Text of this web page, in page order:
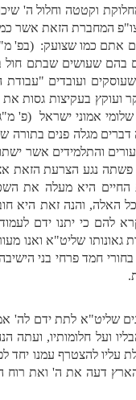
וקטטה וחלול ה'
המחברת הזאת אשר
אתם כמו שצועק: (בפ'
בהם שעושים שבתם
שעוסקים ועובדים
ועוקץ בעקיצות גסות את
אמוני ישראל (פ'
מגלה פנים בתורה
והתלמידים אשר
פשתה נגע הצרעת הזאת
היא מעלה את
והנה זאת היא
להם כי יתנו ידם לעמוד
גאונותו שליט"א ואנו
חמד פרחי בני
שליט"א לתת ידם לה'
ועל חלומותיו, ועתה
עליו להצטרף עמנו יחד
דעה את ה' ואת רוח